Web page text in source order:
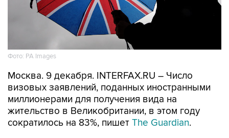
Фото: PA Images
Москва. 9 декабря. INTERFAX.RU – Число
визовых заявлений, поданных иностранными
миллионерами для получения вида на
жительство в Великобритании, в этом году
сократилось на 83%, пишет The Guardian.